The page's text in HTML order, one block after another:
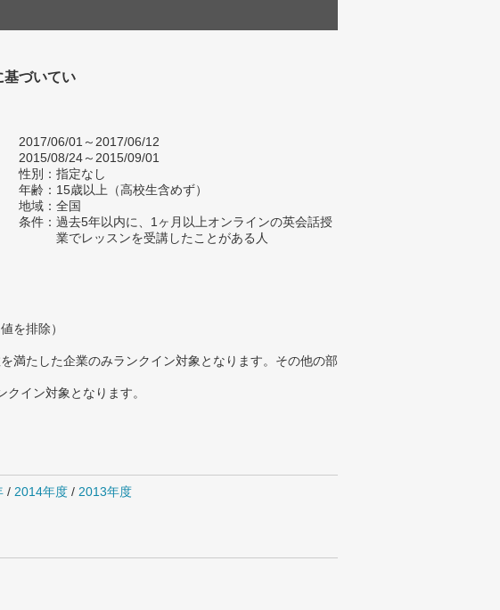
基づいてい
2017/06/01～2017/06/12
2015/08/24～2015/09/01
性別：指定なし
年齢：15歳以上（高校生含めず）
地域：全国
条件：過去5年以内に、1ヶ月以上オンラインの英会話授
業でレッスンを受講したことがある人
を排除）
満たした企業のみランクイン対象となります。その他の部
イン対象となります。
/ 2014年度 / 2013年度